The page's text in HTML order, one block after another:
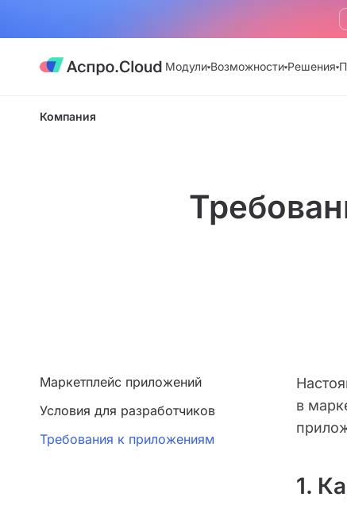
Модули Возможности Решения
Компания
Маркетплейс приложений
Условия для разработчиков
Требования к приложениям
в
1.